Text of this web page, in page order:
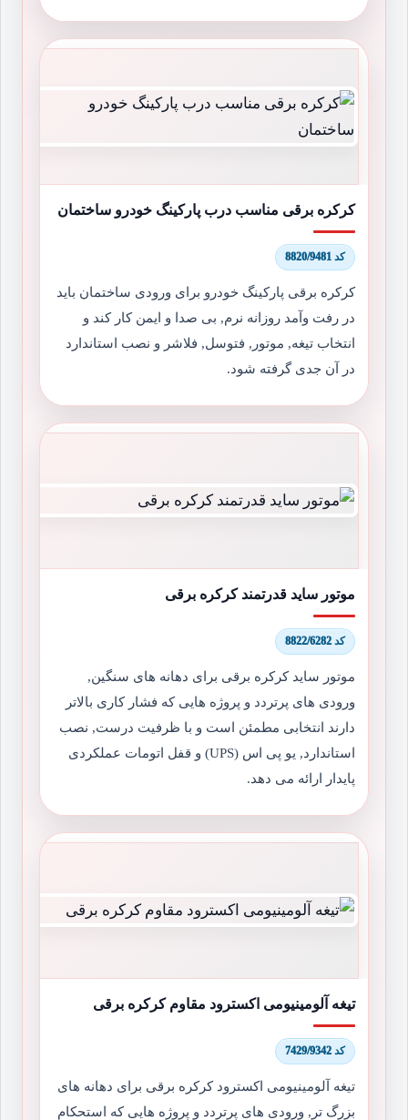
کرکره برقی مناسب درب پارکینگ خودرو ساختمان
کد 8820/9481
کرکره برقی پارکینگ خودرو برای ورودی ساختمان باید
در رفت وآمد روزانه نرم, بی صدا و ایمن کار کند و
انتخاب تیغه, موتور, فتوسل, فلاشر و نصب استاندارد
در آن جدی گرفته شود.
موتور ساید قدرتمند کرکره برقی
کد 8822/6282
موتور ساید کرکره برقی برای دهانه های سنگین,
ورودی های پرتردد و پروژه هایی که فشار کاری بالاتر
دارند انتخابی مطمئن است و با ظرفیت درست, نصب
استاندارد, یو پی اس (UPS) و قفل اتومات عملکردی
پایدار ارائه می دهد.
تیغه آلومینیومی اکسترود مقاوم کرکره برقی
کد 7429/9342
تیغه آلومینیومی اکسترود کرکره برقی برای دهانه های
بزرگ تر, ورودی های پرتردد و پروژه هایی که استحکام